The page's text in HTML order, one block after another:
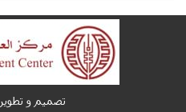
تصميم و تطوير